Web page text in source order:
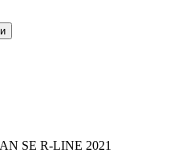
SE R-LINE 2021